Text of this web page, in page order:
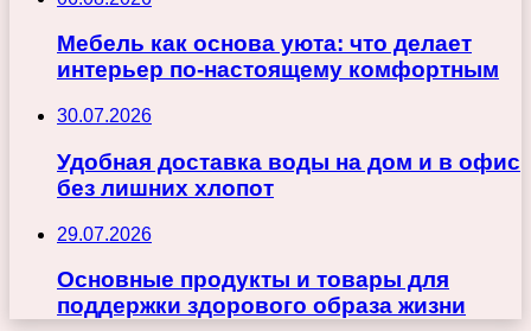
Мебель как основа уюта: что делает
интерьер по-настоящему комфортным
30.07.2026
Удобная доставка воды на дом и в офис
без лишних хлопот
29.07.2026
Основные продукты и товары для
поддержки здорового образа жизни